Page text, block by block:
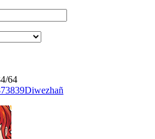
64
3839Diwezhañ